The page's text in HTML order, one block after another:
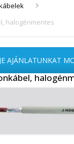
halogénmentes
AJÁNLATUNKAT